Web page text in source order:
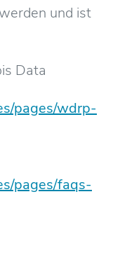
und ist
Data
pages/wdrp-
pages/faqs-